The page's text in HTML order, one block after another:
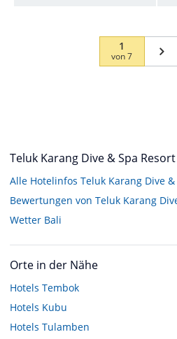
1
von7
Teluk Karang Dive & Spa
Alle Hotelinfos Teluk Karang Dive &
Bewertungen von Teluk Karang
Wetter Bali
Orte in der Nähe
Hotels Tembok
Hotels Kubu
Hotels Tulamben